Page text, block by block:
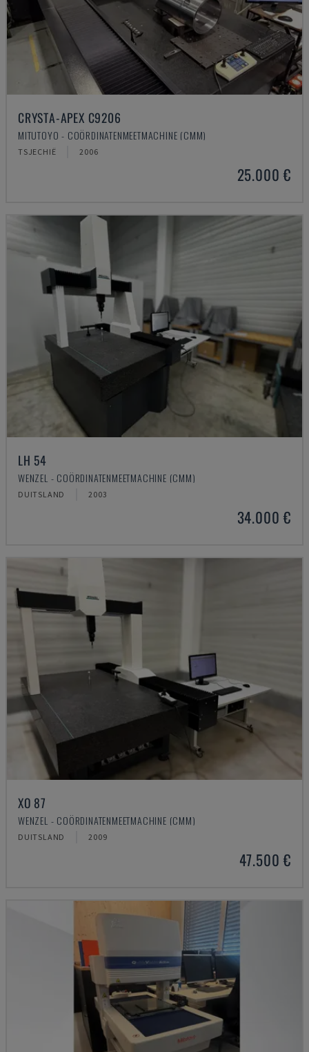
CRYSTA-APEX C9206
MITUTOYO - COÖRDINATENMEETMACHINE (CMM)
TSJECHIË 2006
25.000 €
LH 54
WENZEL - COÖRDINATENMEETMACHINE (CMM)
DUITSLAND 2003
34.000 €
XO 87
WENZEL - COÖRDINATENMEETMACHINE (CMM)
DUITSLAND 2009
47.500 €